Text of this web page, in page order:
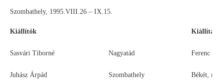
Szombathely, 1995.VIII.26 – IX.15.
Kiállítók Kiállítási
Sasvári Tiborné Nagyatád Ferenc
Juhász Árpád Szombathely Békét, ne